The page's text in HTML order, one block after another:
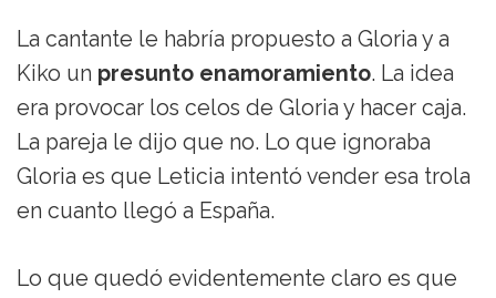
La cantante le habría propuesto a Gloria y a
Kiko un presunto enamoramiento. La idea
era provocar los celos de Gloria y hacer caja.
La pareja le dijo que no. Lo que ignoraba
Gloria es que Leticia intentó vender esa trola
en cuanto llegó a España.
Lo que quedó evidentemente claro es que